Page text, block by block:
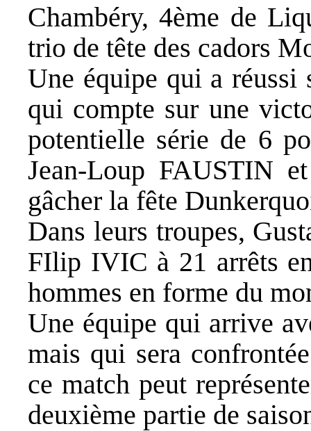
Chambéry, 4ème de
trio de tête des cadors
Une équipe qui a réussi
qui compte sur une
potentielle série de 6
Jean-Loup FAUSTIN
gâcher la fête
Dans leurs troupes,
FIlip IVIC à 21 arrêts
hommes en forme du
Une équipe qui arrive
mais qui sera
ce match peut
deuxième partie de